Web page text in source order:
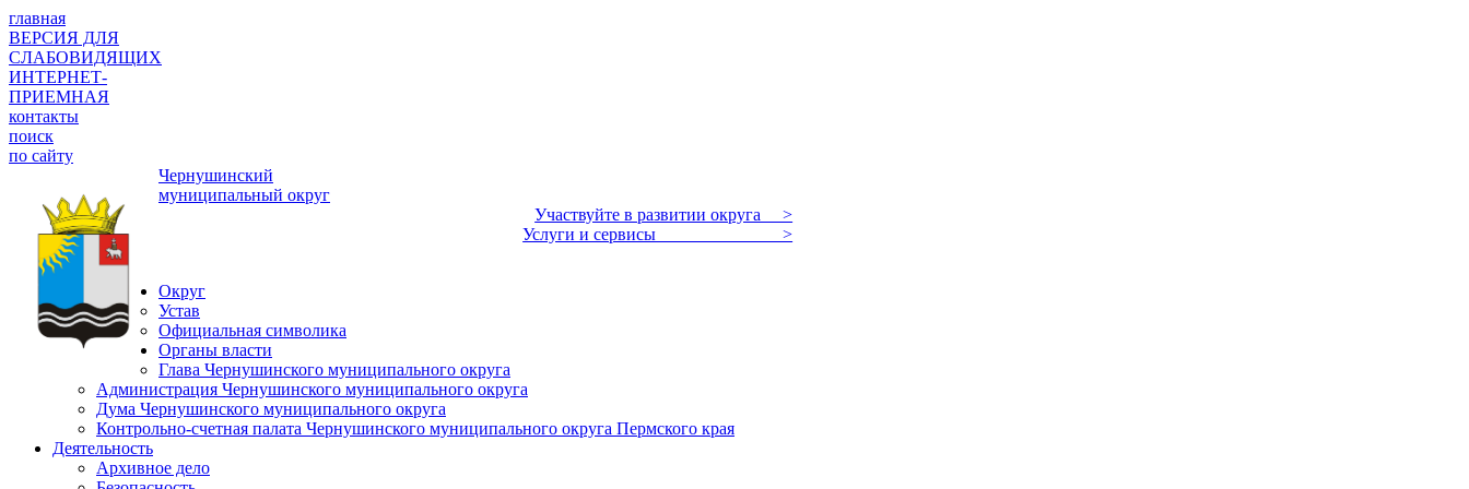
главная
ВЕРСИЯ ДЛЯ
СЛАБОВИДЯЩИХ
ИНТЕРНЕТ-
ПРИЕМНАЯ
контакты
поиск
по сайту
Чернушинский
муниципальный округ
Участвуйте в развитии округа >
Услуги и сервисы >
Округ
Устав
Официальная символика
Органы власти
Глава Чернушинского муниципального округа
Администрация Чернушинского муниципального округа
Дума Чернушинского муниципального округа
Контрольно-счетная палата Чернушинского муниципального округа Пермского края
Деятельность
Архивное дело